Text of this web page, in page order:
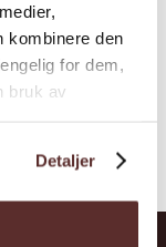
kombinere den
for dem,
bruk av
Detaljer